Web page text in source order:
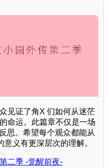
见证了角X 们如何从迷茫
命运。此篇章不仅是一场
思。希望每个观众都能从
意义有更深层次的理解。
二季 -觉醒前夜-